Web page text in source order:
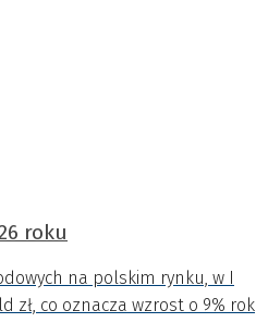
roku
na polskim rynku, w I
zł, co oznacza wzrost o 9% rok